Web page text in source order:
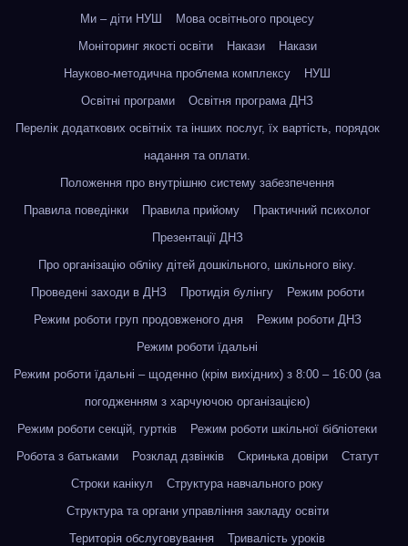
Ми – діти НУШ
Мова освітнього процесу
Моніторинг якості освіти
Накази
Накази
Науково-методична проблема комплексу
НУШ
Освітні програми
Освітня програма ДНЗ
Перелік додаткових освітніх та інших послуг, їх вартість, порядок
надання та оплати.
Положення про внутрішню систему забезпечення
Правила поведінки
Правила прийому
Практичний психолог
Презентації ДНЗ
Про організацію обліку дітей дошкільного, шкільного віку.
Проведені заходи в ДНЗ
Протидія булінгу
Режим роботи
Режим роботи груп продовженого дня
Режим роботи ДНЗ
Режим роботи їдальні
Режим роботи їдальні – щоденно (крім вихідних) з 8:00 – 16:00 (за
погодженням з харчуючою організацією)
Режим роботи секцій, гуртків
Режим роботи шкільної бібліотеки
Робота з батьками
Розклад дзвінків Скринька довіри
Статут
Строки канікул
Структура навчального року
Структура та органи управління закладу освіти
Територія обслуговування
Тривалість уроків